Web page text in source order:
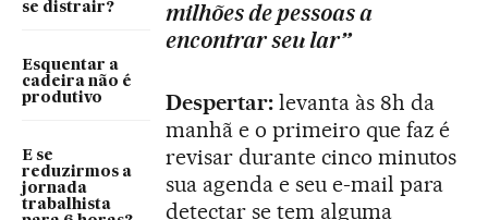
se distrair?
Esquentar a
cadeira não é
produtivo
E se
reduzirmos a
jornada
trabalhista
milhões de pessoas a
encontrar seu lar”
Despertar:levanta às 8h da
manhã e o primeiro que faz é
revisar durante cinco minutos
sua agenda e seu e-mail para
detectar se tem alguma